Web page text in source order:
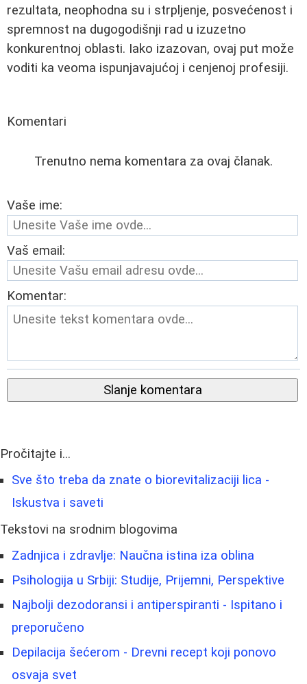
rezultata, neophodna su i strpljenje, posvećenost i
spremnost na dugogodišnji rad u izuzetno
konkurentnoj oblasti. Iako izazovan, ovaj put može
voditi ka veoma ispunjavajućoj i cenjenoj profesiji.
Komentari
Trenutno nema komentara za ovaj članak.
Vaše ime:
Vaš email:
Komentar:
Slanje komentara
Pročitajte i...
Sve što treba da znate o biorevitalizaciji lica -
Iskustva i saveti
Tekstovi na srodnim blogovima
Zadnjica i zdravlje: Naučna istina iza oblina
Psihologija u Srbiji: Studije, Prijemni, Perspektive
Najbolji dezodoransi i antiperspiranti - Ispitano i
preporučeno
Depilacija šećerom - Drevni recept koji ponovo
osvaja svet